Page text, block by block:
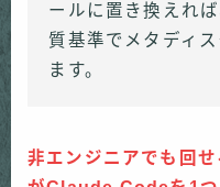
ールに置き換えれ
質基準でメタディ
ます。
非エンジニアでも回